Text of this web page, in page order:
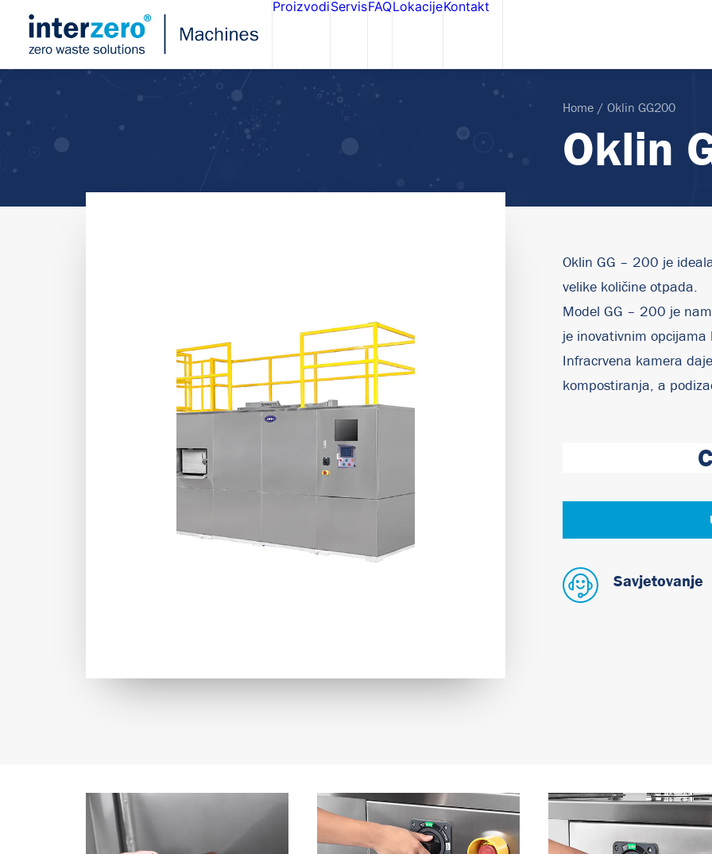
ProizvodiServisFAQLokacijeKontakt
Home Oklin GG200
Oklin
Oklin GG – 200 je
velike količine otpada.
Model GG – 200 je
je inovativnim
Infracrvena kamera
kompostiranja, a
Savjetovanje